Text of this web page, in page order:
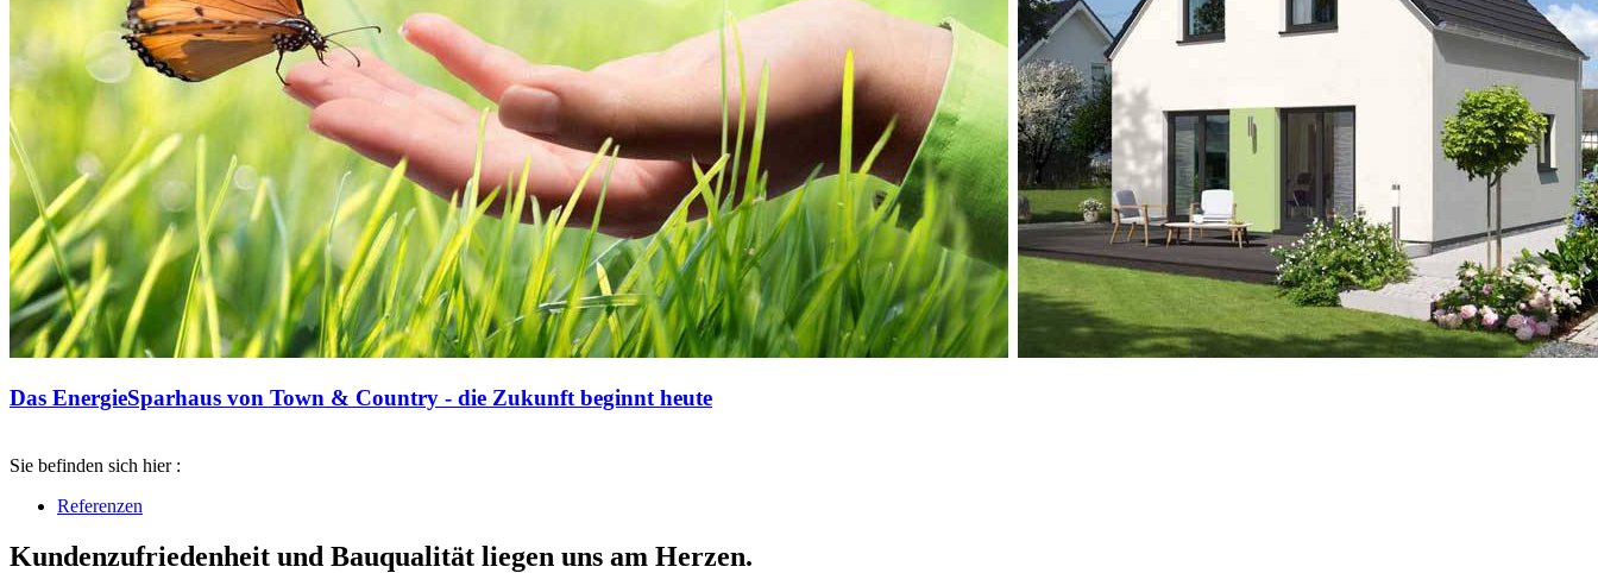
Das EnergieSparhaus von Town & Country - die Zukunft beginnt heute
Sie befinden sich hier :
Referenzen
Kundenzufriedenheit und Bauqualität liegen uns am Herzen.